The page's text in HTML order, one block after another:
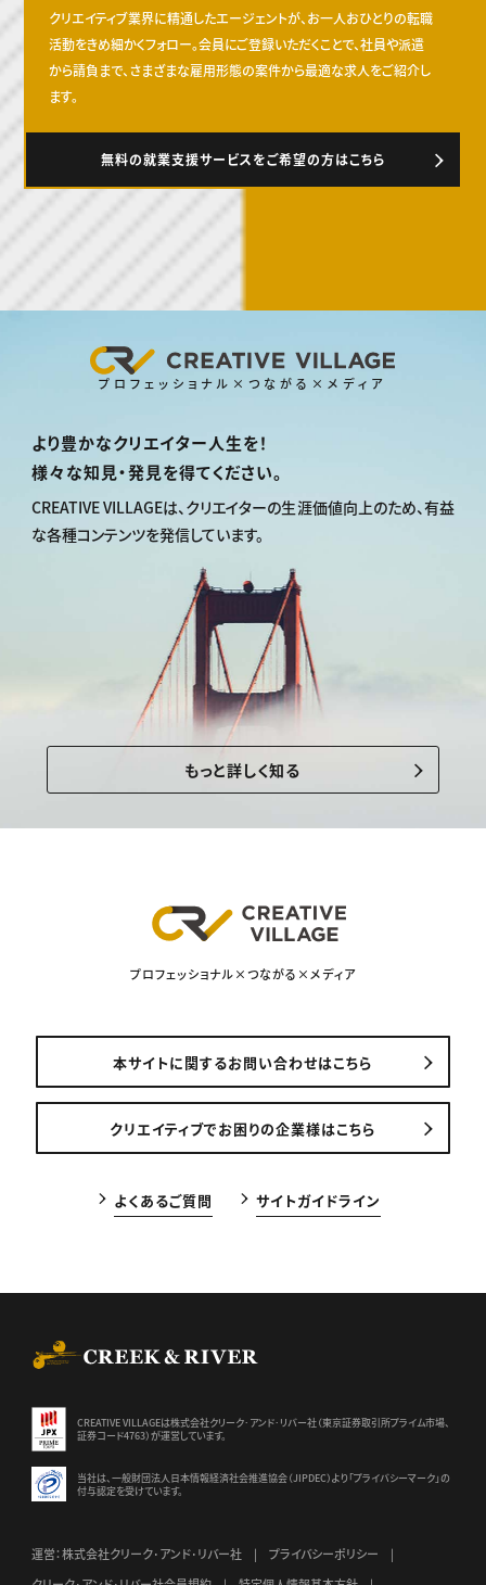
クリエイティブ業界に精通したエージェントが、お一人おひとりの転職
活動をきめ細かくフォロー。会員にご登録いただくことで、社員や派遣
から請負まで、さまざまな雇用形態の案件から最適な求人をご紹介し
ます。
無料の就業支援サービスをご希望の方はこちら
プロフェッショナル×つながる×メディア
より豊かなクリエイター人生を！
様々な知見・発見を得てください。
CREATIVE VILLAGEは、クリエイターの生涯価値向上のため、有益
な各種コンテンツを発信しています。
もっと詳しく知る
プロフェッショナル×つながる×メディア
本サイトに関するお問い合わせはこちら
クリエイティブでお困りの企業様はこちら
よくあるご質問 サイトガイドライン
CREATIVE VILLAGEは株式会社クリーク･アンド･リバー社（東京証券取引所プライム市場、
証券コード4763）が運営しています。
当社は、一般財団法人日本情報経済社会推進協会（JIPDEC）より 「プライバシーマーク」の
付与認定を受けています。
運営：株式会社クリーク･アンド･リバー社
プライバシーポリシー